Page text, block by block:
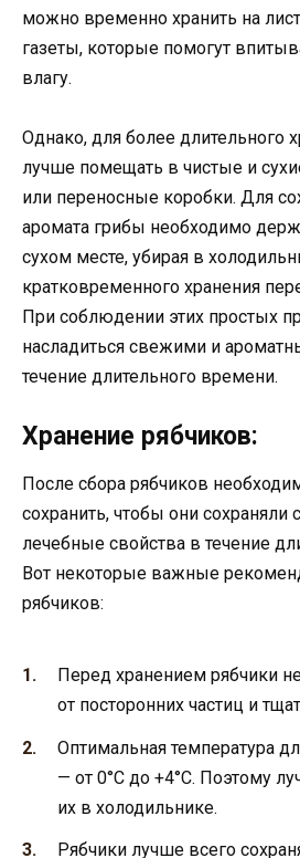
можно временно хранить на
газеты, которые помогут
влагу.
Однако, для более длительного
лучше помещать в чистые и
или переносные коробки. Для
аромата грибы необходимо
сухом месте, убирая в
кратковременного хранения
При соблюдении этих простых
насладиться свежими и
течение длительного времени.
Хранение рябчиков:
После сбора рябчиков
сохранить, чтобы они
лечебные свойства в течение
Вот некоторые важные
рябчиков:
Перед хранением рябчики
от посторонних частиц и
Оптимальная температура
— от 0°C до +4°C. Поэтому
их в холодильнике.
Рябчики лучше всего